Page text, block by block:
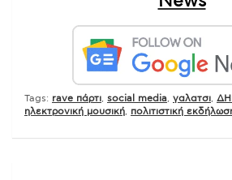
Tags: rave πάρτι social media γαλατσι
ηλεκτρονική μουσική
πολιτιστική